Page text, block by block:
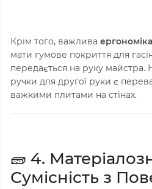
Крім того, важлива
мати гумове покриття для
передається на руку майстра.
ручки для другої руки є
важкими плитами на стінах.
🧱 4.
Сумісність з